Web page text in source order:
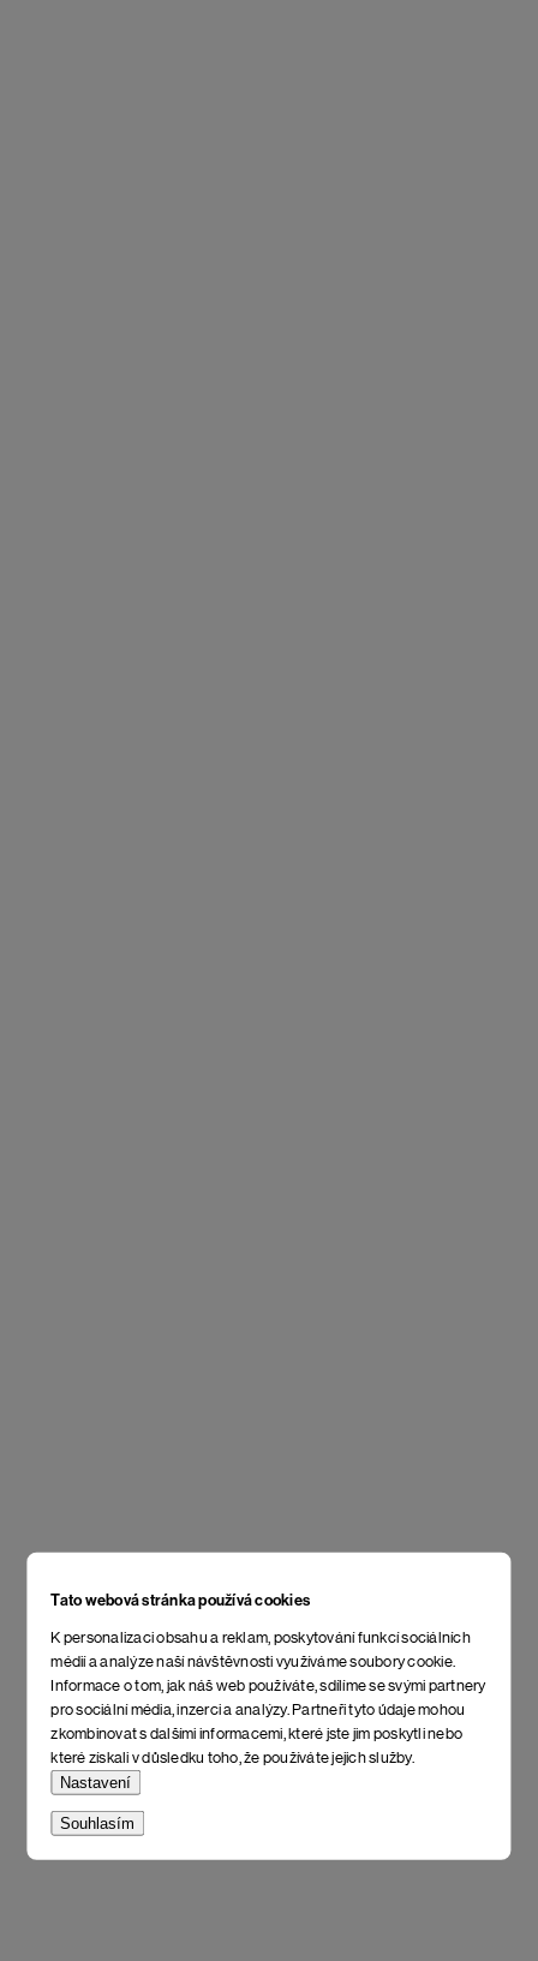
Tato webová stránka používá cookies
K personalizaci obsahu a reklam, poskytování funkcí sociálních
médií a analýze naší návštěvnosti využíváme soubory cookie.
Informace o tom, jak náš web používáte, sdílíme se svými partnery
pro sociální média, inzerci a analýzy. Partneři tyto údaje mohou
zkombinovat s dalšími informacemi, které jste jim poskytli nebo
které získali v důsledku toho, že používáte jejich služby.
Nastavení
Souhlasím